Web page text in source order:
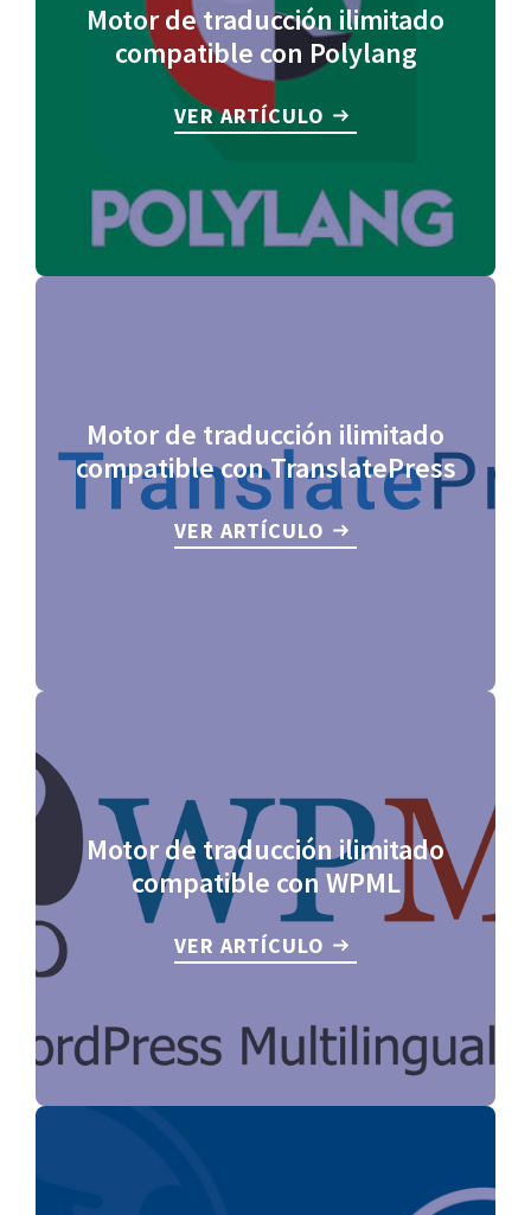
Motor de traducción ilimitado
compatible con Polylang
VER ARTÍCULO
Motor de traducción ilimitado
compatible con TranslatePress
VER ARTÍCULO
Motor de traducción ilimitado
compatible con WPML
VER ARTÍCULO